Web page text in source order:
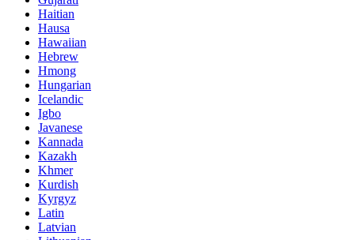
Haitian
Hausa
Hawaiian
Hebrew
Hmong
Hungarian
Icelandic
Igbo
Javanese
Kannada
Kazakh
Khmer
Kurdish
Kyrgyz
Latin
Latvian